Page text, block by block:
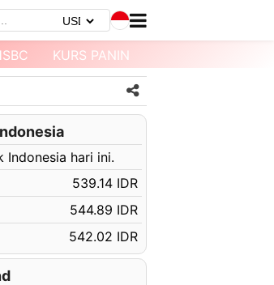
KURS PANIN
Indonesia hari ini.
539.14 IDR
544.89 IDR
542.02 IDR